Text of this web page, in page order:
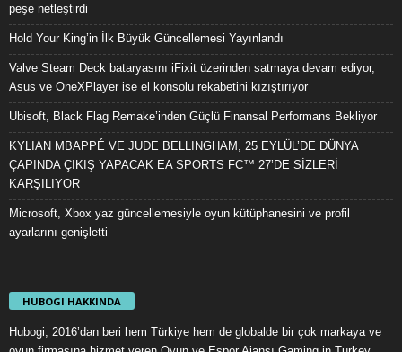
peşe netleştirdi
Hold Your King’in İlk Büyük Güncellemesi Yayınlandı
Valve Steam Deck bataryasını iFixit üzerinden satmaya devam ediyor,
Asus ve OneXPlayer ise el konsolu rekabetini kızıştırıyor
Ubisoft, Black Flag Remake’inden Güçlü Finansal Performans Bekliyor
KYLIAN MBAPPÉ VE JUDE BELLINGHAM, 25 EYLÜL’DE DÜNYA
ÇAPINDA ÇIKIŞ YAPACAK EA SPORTS FC™ 27’DE SİZLERİ
KARŞILIYOR
Microsoft, Xbox yaz güncellemesiyle oyun kütüphanesini ve profil
ayarlarını genişletti
HUBOGI HAKKINDA
Hubogi, 2016’dan beri hem Türkiye hem de globalde bir çok markaya ve